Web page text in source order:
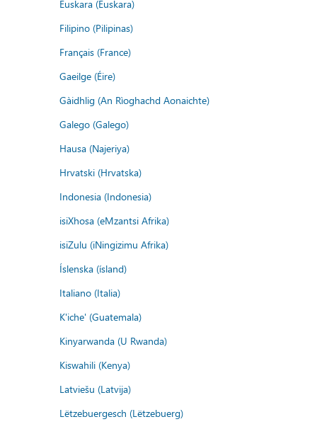
Euskara (Euskara)
Filipino (Pilipinas)
Français (France)
Gaeilge (Éire)
Gàidhlig (An Rìoghachd Aonaichte)
Galego (Galego)
Hausa (Najeriya)
Hrvatski (Hrvatska)
Indonesia (Indonesia)
isiXhosa (eMzantsi Afrika)
isiZulu (iNingizimu Afrika)
Íslenska (ísland)
Italiano (Italia)
K'iche' (Guatemala)
Kinyarwanda (U Rwanda)
Kiswahili (Kenya)
Latviešu (Latvija)
Lëtzebuergesch (Lëtzebuerg)